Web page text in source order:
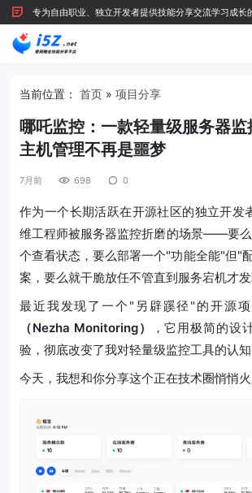
专为自由职业、独立开发者提供技能分享交流学习成长
们
当前位置： 首页 » 项目分享
哪吒监控：一款轻量级服务器
主机管理不再是噩梦
7月前 698 0
作为一个长期活跃在开源社区的独立开发
维工程师被服务器监控折磨的场景——要
个查看状态，要么部署一个"功能全能"但"
案，要么就干脆放任不管直到服务宕机才发
最近我发现了一个"另辟蹊径"的开源
（Nezha Monitoring）
，它用极简的设
验，彻底改变了我对轻量级监控工具的认知
今天，我想和你分享这个正在技术圈悄悄火